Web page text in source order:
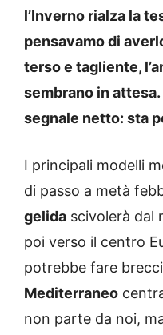
l’Inverno rialza la
pensavamo di
terso e tagliente,
sembrano in
segnale netto: sta
I principali modelli
di passo a metà
gelida scivolerà dal
poi verso il centro
potrebbe fare
Mediterraneo
non parte da noi,